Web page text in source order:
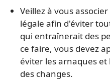
Veillez à vous
légale afin d'éviter
qui entraînerait des
ce faire, vous devez
éviter les arnaques
des changes.